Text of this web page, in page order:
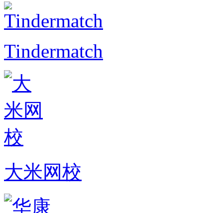
Tindermatch
大米网校